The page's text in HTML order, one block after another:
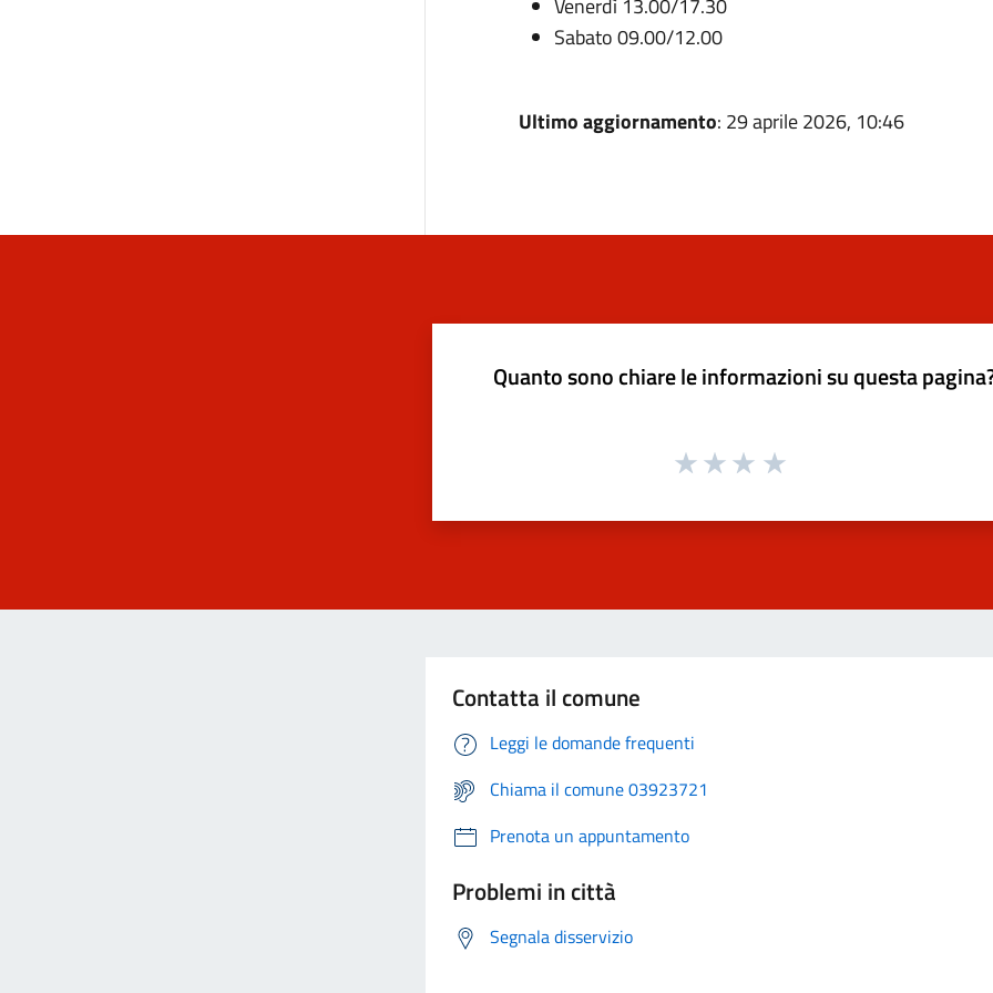
Venerdì 13.00/17.30
Sabato 09.00/12.00
Ultimo aggiornamento: 29 aprile 2026, 10:46
Quanto sono chiare le informazioni su questa
Contatta il comune
Leggi le domande frequenti
Chiama il comune 03923721
Prenota un appuntamento
Problemi in città
Segnala disservizio